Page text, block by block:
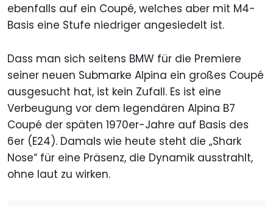
ebenfalls auf ein Coupé, welches aber mit M4-
Basis eine Stufe niedriger angesiedelt ist.
Dass man sich seitens BMW für die Premiere
seiner neuen Submarke Alpina ein großes Coupé
ausgesucht hat, ist kein Zufall. Es ist eine
Verbeugung vor dem legendären Alpina B7
Coupé der späten 1970er-Jahre auf Basis des
6er (E24). Damals wie heute steht die „Shark
Nose“ für eine Präsenz, die Dynamik ausstrahlt,
ohne laut zu wirken.